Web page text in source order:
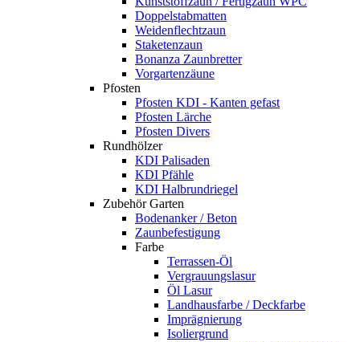
Doppelstabmatten
Weidenflechtzaun
Staketenzaun
Bonanza Zaunbretter
Vorgartenzäune
Pfosten
Pfosten KDI - Kanten gefast
Pfosten Lärche
Pfosten Divers
Rundhölzer
KDI Palisaden
KDI Pfähle
KDI Halbrundriegel
Zubehör Garten
Bodenanker / Beton
Zaunbefestigung
Farbe
Terrassen-Öl
Vergrauungslasur
Öl Lasur
Landhausfarbe / Deckfarbe
Imprägnierung
Isoliergrund